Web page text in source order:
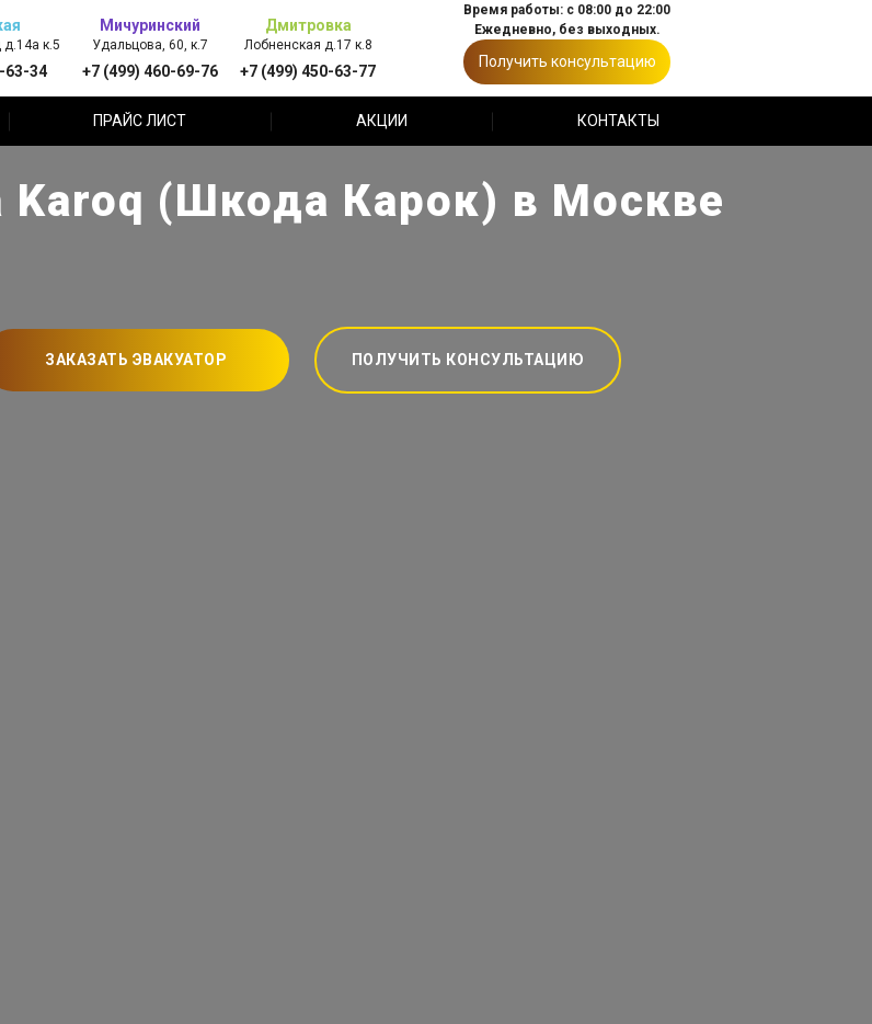
к.5
63-34
Мичуринский
Удальцова, 60, к.7
+7 (499) 460-69-76
Дмитровка
Лобненская д.17 к.8
+7 (499) 450-63-77
Время работы: с 08:00 до 22:00
Ежедневно, без выходных.
Получить консультацию
ПРАЙС ЛИСТ АКЦИИ КОНТАКТЫ
(Шкода Карок) в Москве
ЗАКАЗАТЬ ЭВАКУАТОР ПОЛУЧИТЬ КОНСУЛЬТАЦИЮ